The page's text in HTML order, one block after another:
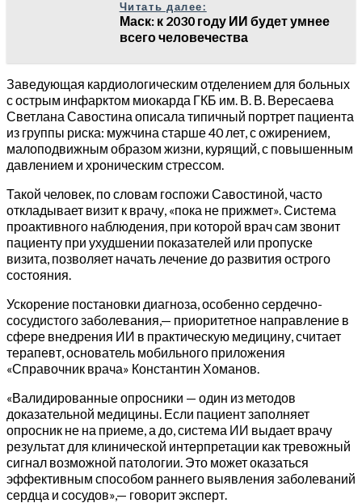
Читать далее:
Маск: к 2030 году ИИ будет умнее
всего человечества
Заведующая кардиологическим отделением для больных
с острым инфарктом миокарда ГКБ им. В. В. Вересаева
Светлана Савостина описала типичный портрет пациента
из группы риска: мужчина старше 40 лет, с ожирением,
малоподвижным образом жизни, курящий, с повышенным
давлением и хроническим стрессом.
Такой человек, по словам госпожи Савостиной, часто
откладывает визит к врачу, «пока не прижмет». Система
проактивного наблюдения, при которой врач сам звонит
пациенту при ухудшении показателей или пропуске
визита, позволяет начать лечение до развития острого
состояния.
Ускорение постановки диагноза, особенно сердечно-
сосудистого заболевания,— приоритетное направление в
сфере внедрения ИИ в практическую медицину, считает
терапевт, основатель мобильного приложения
«Справочник врача» Константин Хоманов.
«Валидированные опросники — один из методов
доказательной медицины. Если пациент заполняет
опросник не на приеме, а до, система ИИ выдает врачу
результат для клинической интерпретации как тревожный
сигнал возможной патологии. Это может оказаться
эффективным способом раннего выявления заболеваний
сердца и сосудов»,— говорит эксперт.